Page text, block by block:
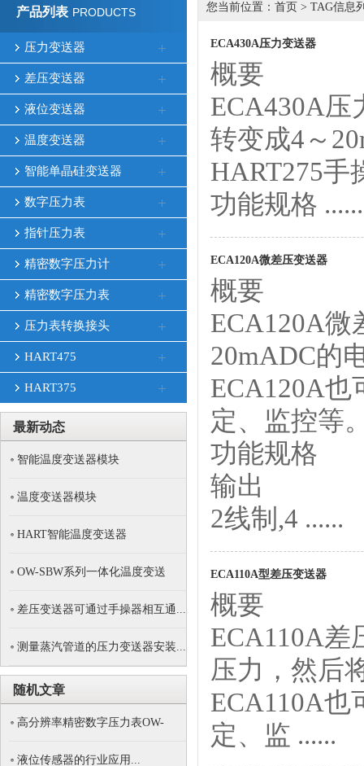
产品列表 PRODUCTS
压力变送器
差压变送器
液位变送器
温度变送器
智能单晶硅变送器
数字压力表
指针压力表
精密数字压力计
精密数字压力表
压力表转换接头
HART475
HART375
最新动态
智能温度变送器模块
温度变送器模块
HART智能温度变送器
OW-SBW系列一体化温度变送
差压变送器可通过手操器相互通...
测量蒸汽管道的压力变送器安装...
随机文章
高分辨率精密数字压力表OW-
液位传感器的行业应用...
您当前位置： 首页 > TAG信息
ECA430A压力变送器
概要
ECA430A压
转变成4～
HART275手
功能规格 ......
ECA120A微差压变送器
概要
ECA120A微
20mADC的
ECA120A也
定、监控等
功能规格
输出
2线制,4 ......
ECA110A型差压变送器
概要
ECA110A差
压力，然后
ECA110A也
定、监 ......